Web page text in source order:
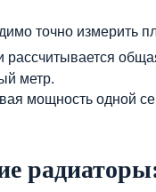
точно измерить
метр.
мощность одной